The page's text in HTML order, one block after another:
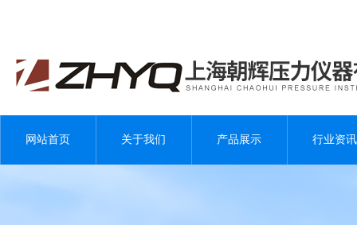
网站首页 关于我们 产品展示 行业资讯